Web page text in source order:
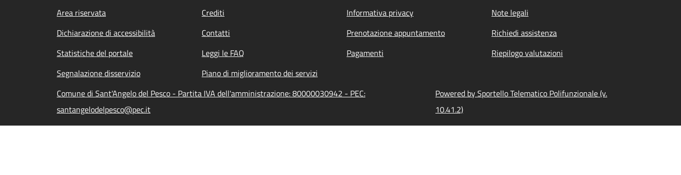
Footer menu
Area riservata Crediti Informativa privacy
Note legali
Dichiarazione di accessibilità
Contatti Prenotazione appuntamento
Richiedi assistenza
Statistiche del portale
Leggi le FAQ Pagamenti
Riepilogo valutazioni
Segnalazione disservizio
Piano di miglioramento dei servizi
Comune di Sant'Angelo del Pesco - Partita IVA dell'amministrazione: 80000030942 - PEC:
santangelodelpesco@pec.it
Powered by Sportello Telematico Polifunzionale (v.
10.41.2)